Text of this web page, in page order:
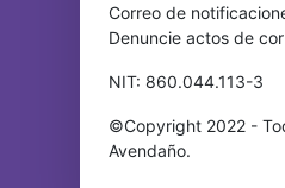
Correo de
Denuncie actos de
NIT: 860.044.113-3
©Copyright 2022 -
Avendaño.